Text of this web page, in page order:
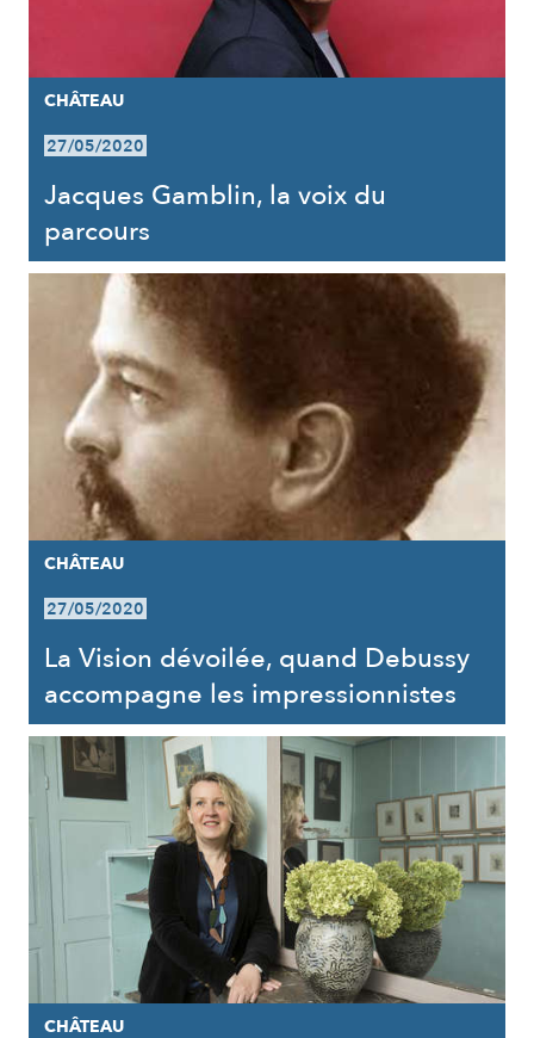
CHÂTEAU
27/05/2020
Jacques Gamblin, la voix du
parcours
CHÂTEAU
27/05/2020
La Vision dévoilée, quand Debussy
accompagne les impressionnistes
CHÂTEAU